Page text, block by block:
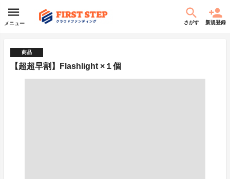
メニュー さがす 新規登録
商品
【超超早割】Flashlight ×１個